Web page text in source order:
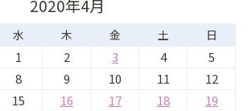
2020年4月
水 木 金 土 日
1 2 3 4
5
8 9 10 11
12
15 16 17 18
19